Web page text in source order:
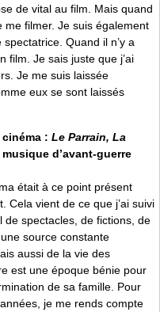
de vital au film. Mais quand
me filmer. Je suis également
Quand il n’y a
film. Je sais juste que j’ai
Je me suis laissée
eux se sont laissés
: Le Parrain, La
musique d’avant-guerre
était à ce point présent
Cela vient de ce que j’ai suivi
de spectacles, de fictions, de
source constante
aussi de la vie des
est une époque bénie pour
de sa famille. Pour
je me rends compte